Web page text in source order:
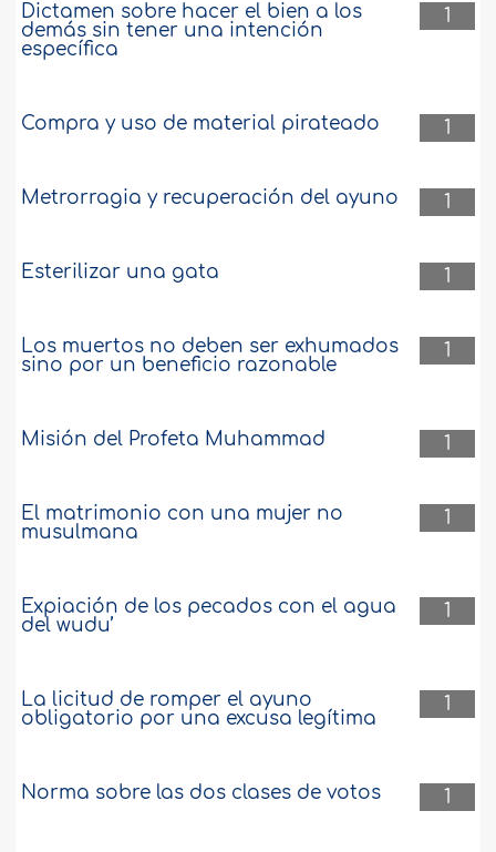
1
Dictamen sobre hacer el bien a los
demás sin tener una intención
específica
1
Compra y uso de material pirateado
1
Metrorragia y recuperación del ayuno
1
Esterilizar una gata
1
Los muertos no deben ser exhumados
sino por un beneficio razonable
1
Misión del Profeta Muhammad
1
El matrimonio con una mujer no
musulmana
1
Expiación de los pecados con el agua
del wudu’
1
La licitud de romper el ayuno
obligatorio por una excusa legítima
1
Norma sobre las dos clases de votos